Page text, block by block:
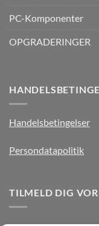
PC-Komponenter
OPGRADERINGER
Handelsbetingelser
Persondatapolitik
TILMELD DIG